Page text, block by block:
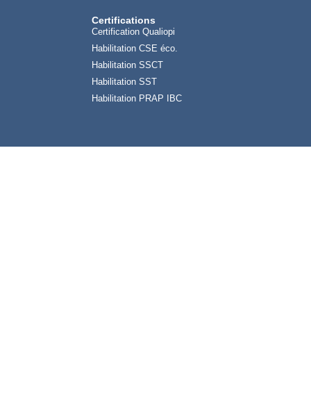
Certifications
Certification Qualiopi
Habilitation CSE éco.
Habilitation SSCT
Habilitation SST
Habilitation PRAP IBC